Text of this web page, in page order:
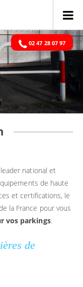
02 47 28 07 97
national et
de haute
et certifications, le
la France pour vous
vos parkings.
de